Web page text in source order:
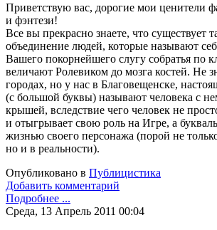
Приветствую вас, дорогие мои ценители
и фэнтези!
Все вы прекрасно знаете, что существует
объединение людей, которые называют
Вашего покорнейшего слугу собратья по
величают Ролевиком до мозга костей. Не
городах, но у нас в Благовещенске,
(с большой буквы) называют человека с
крышей, вследствие чего человек не
и отыгрывает свою роль на Игре, а
жизнью своего персонажа (порой не
но и в реальности).
Опубликовано в Публицистика
Добавить комментарий
Подробнее ...
Среда, 13 Апрель 2011 00:04